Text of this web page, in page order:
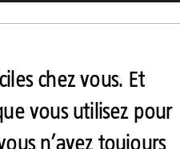
chez vous. Et
vous utilisez pour
n’avez toujours